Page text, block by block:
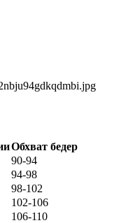
Обхват бедер
90-94
94-98
98-102
102-106
106-110